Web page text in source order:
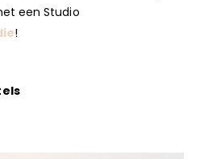
een Studio
!